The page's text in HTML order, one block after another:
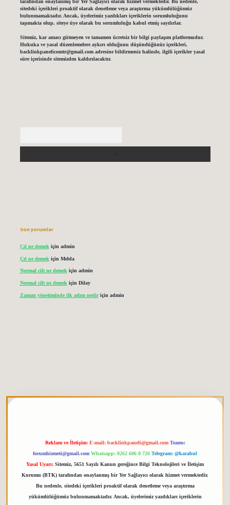
tarafından onaylanmış bir Yer Sağlayıcı olarak hizmet vermektedir. Bu nedenle,
sitedeki içerikleri proaktif olarak denetleme veya araştırma yükümlülüğümüz
bulunmamaktadır. Ancak, üyelerimiz yazdıkları içeriklerin sorumluluğunu
taşımakta olup, siteye üye olarak bu sorumluluğu kabul etmiş sayılırlar.
Sitemiz, kar amacı gütmeyen ve tamamen ücretsiz bir bilgi paylaşım platformudur.
Hukuka ve yasal düzenlemelere aykırı olduğunu düşündüğünüz içerikleri,
backlinkpanelicomtr@gmail.comadresine bildirmeniz halinde, ilgili içerikler yasal
süre içerisinde sitemizden kaldırılacaktır.
Son yorumlar
Çıl ne demek için admin
Çıl ne demek için Melda
Normal cilt ne demekiçin admin
Normal cilt ne demek için Dilay
Zaman yönetiminde ilk adım nediriçin admin
Reklam ve İletişim: E-mail: backlinkpaneli@gmail.com Teams:
forumhizmeti@gmail.com Whatsapp: 0262 606 0 726 Telegram: @karabul
Yasal Uyarı: Sitemiz, 5651 Sayılı Kanun gereğince Bilgi Teknolojileri ve İletişim
Kurumu (BTK) tarafından onaylanmış bir Yer Sağlayıcı olarak hizmet vermektedir.
Bu nedenle, sitedeki içerikleri proaktif olarak denetleme veya araştırma
yükümlülüğümüz bulunmamaktadır. Ancak, üyelerimiz yazdıkları içeriklerin